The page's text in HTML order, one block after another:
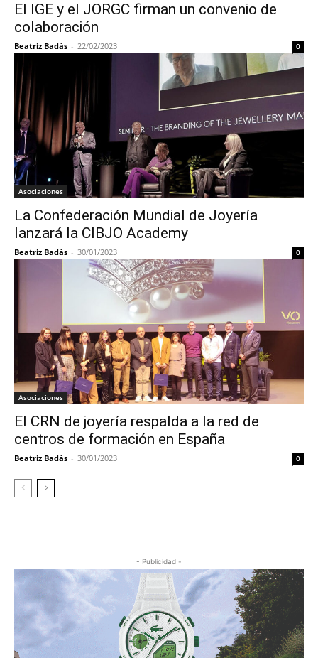
El IGE y el JORGC firman un convenio de
colaboración
Beatriz Badás - 22/02/2023 0
Asociaciones
La Confederación Mundial de Joyería
lanzará la CIBJO Academy
Beatriz Badás - 30/01/2023 0
Asociaciones
El CRN de joyería respalda a la red de
centros de formación en España
Beatriz Badás - 30/01/2023 0
- Publicidad -